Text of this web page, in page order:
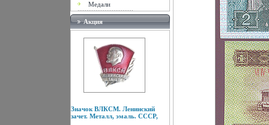
Медали
Акция
Значок ВЛКСМ. Ленинский
зачет. Металл, эмаль. СССР,